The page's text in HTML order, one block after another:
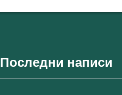
Последни написи